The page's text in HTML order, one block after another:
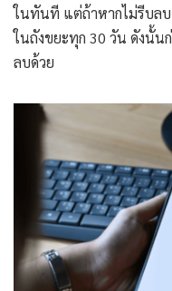
ในทันที แต่ถ้าหากไม่รีบลบ
ในถังขยะทุก 30 วัน ดังนั้
ลบด้วย